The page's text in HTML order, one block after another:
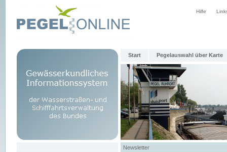
Hilfe
Start Pegelauswahl über Karte
Newsletter